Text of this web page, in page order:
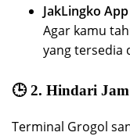
JakLingko App
Agar kamu
yang tersedia
🕒2. Hindari
Terminal Grogol